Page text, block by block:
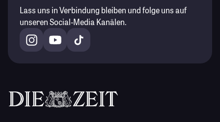
Lass uns in Verbindung bleiben und folge uns auf
unseren Social-Media Kanälen.